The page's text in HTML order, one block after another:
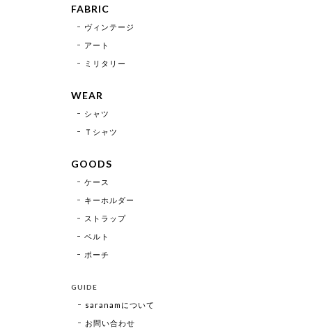
FABRIC
ヴィンテージ
アート
ミリタリー
WEAR
シャツ
Ｔシャツ
GOODS
ケース
キーホルダー
ストラップ
ベルト
ポーチ
GUIDE
saranamについて
お問い合わせ